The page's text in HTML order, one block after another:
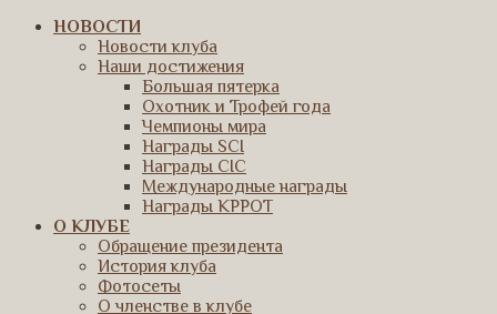
НОВОСТИ
Новости клуба
Наши достижения
Большая пятерка
Охотник и Трофей года
Чемпионы мира
Награды SCI
Награды CIC
Международные награды
Награды КРРОТ
О КЛУБЕ
Обращение президента
История клуба
Фотосеты
О членстве в клубе